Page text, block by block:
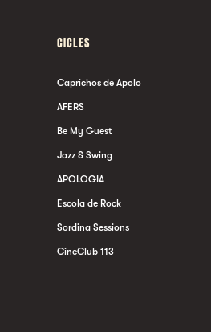
CICLES
Caprichos de Apolo
AFERS
Be My Guest
Jazz & Swing
APOLOGIA
Escola de Rock
Sordina Sessions
CineClub 113